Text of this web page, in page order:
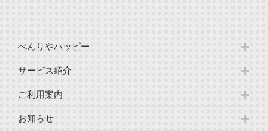
べんりやハッピー
サービス紹介
ご利用案内
お知らせ